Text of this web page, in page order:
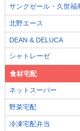
サンクゼール・久世福
北野エース
DEAN & DELUCA
シャトレーゼ
食材宅配
ネットスーパー
野菜宅配
冷凍宅配弁当